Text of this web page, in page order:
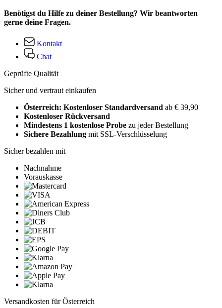
Benötigst du Hilfe zu deiner Bestellung? Wir beantworten
gerne deine Fragen.
Kontakt
Chat
Geprüfte Qualität
Sicher und vertraut einkaufen
Österreich: Kostenloser Standardversand ab € 39,90
Kostenloser Rückversand
Mindestens 1 kostenlose Probe zu jeder Bestellung
Sichere Bezahlung mit SSL-Verschlüsselung
Sicher bezahlen mit
Nachnahme
Vorauskasse
Versandkosten für Österreich